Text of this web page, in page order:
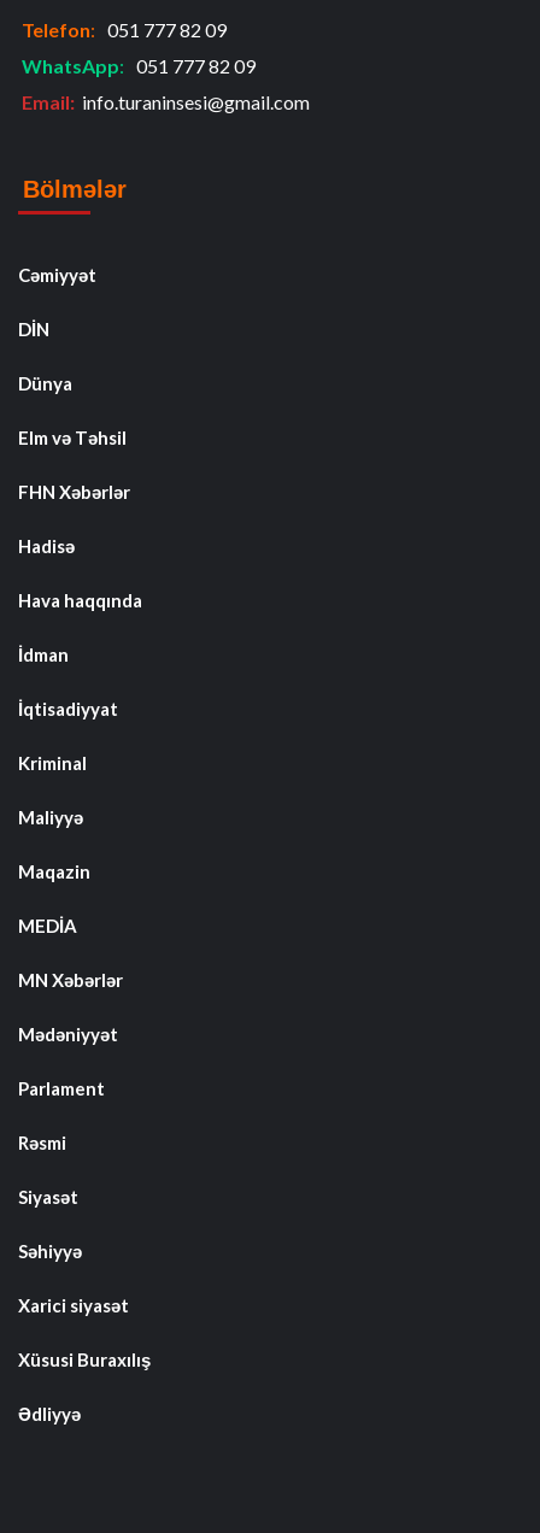
Telefon: 051 777 82 09
WhatsApp: 051 777 82 09
Email: info.turaninsesi@gmail.com
Bölmələr
Cəmiyyət
DİN
Dünya
Elm və Təhsil
FHN Xəbərlər
Hadisə
Hava haqqında
İdman
İqtisadiyyat
Kriminal
Maliyyə
Maqazin
MEDİA
MN Xəbərlər
Mədəniyyət
Parlament
Rəsmi
Siyasət
Səhiyyə
Xarici siyasət
Xüsusi Buraxılış
Ədliyyə